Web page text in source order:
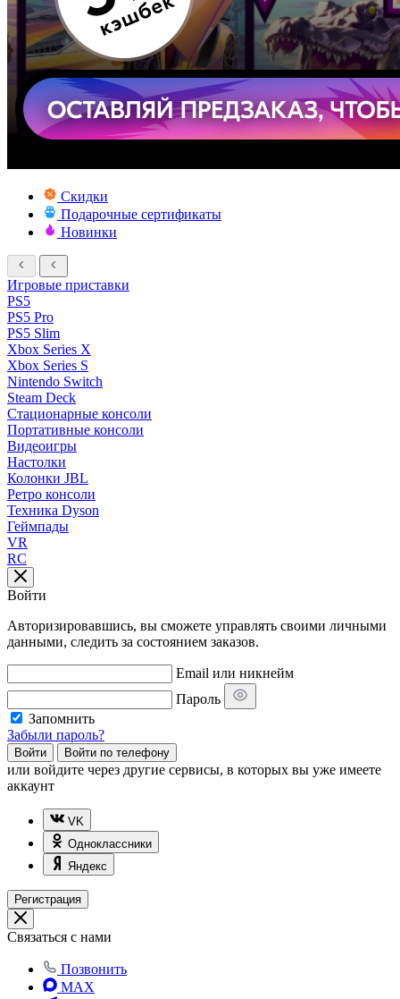
Скидки
Подарочные сертификаты
Новинки
Игровые приставки
PS5
PS5 Pro
PS5 Slim
Xbox Series X
Xbox Series S
Nintendo Switch
Steam Deck
Стационарные консоли
Портативные консоли
Видеоигры
Настолки
Колонки JBL
Ретро консоли
Техника Dyson
Геймпады
VR
RC
Войти
Авторизировавшись, вы сможете управлять своими личными
данными, следить за состоянием заказов.
Email или никнейм
Пароль
Запомнить
Забыли пароль?
Войти Войти по телефону
или войдите через другие сервисы, в которых вы уже имеете
аккаунт
VK
Одноклассники
Яндекс
Регистрация
Связаться с нами
Позвонить
MAX